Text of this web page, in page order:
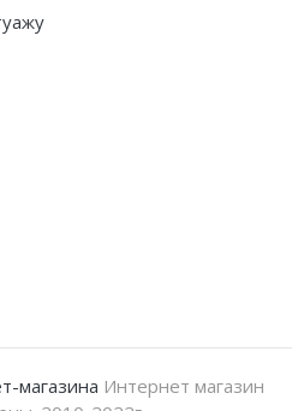
магазина Интернет магазин